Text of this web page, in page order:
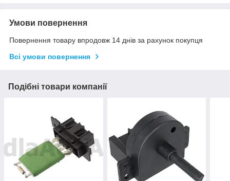
Умови повернення
Повернення товару впродовж 14 днів за рахунок покупця
Всі умови повернення
Подібні товари компанії